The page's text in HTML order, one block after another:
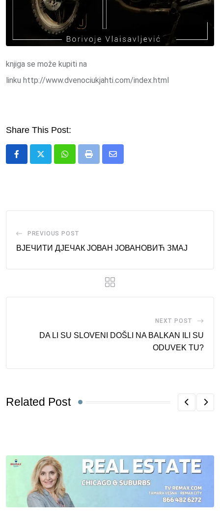
knjiga se može kupiti na
linku http://www.dvenociukjahti.com/index.html
Share This Post:
Whatsapp
Print
Share
PREVIOUS POST
ВЈЕЧИТИ ДЈЕЧАК ЈОВАН ЈОВАНОВИЋ ЗМАЈ
NEXT POST
DA LI SU SLOVENI DOŠLI NA BALKAN ILI SU
ODUVEK TU?
Related Post